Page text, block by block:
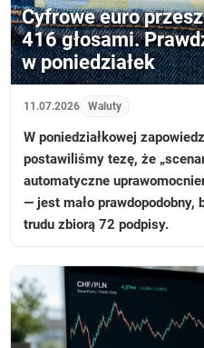
Cyfrowe euro
416 głosami.
w poniedziałek
11.07.2026 Waluty
W poniedziałkowej
postawiliśmy tezę, że
automatyczne
— jest mało prawdopodobny,
trudu zbiorą 72 podpisy.